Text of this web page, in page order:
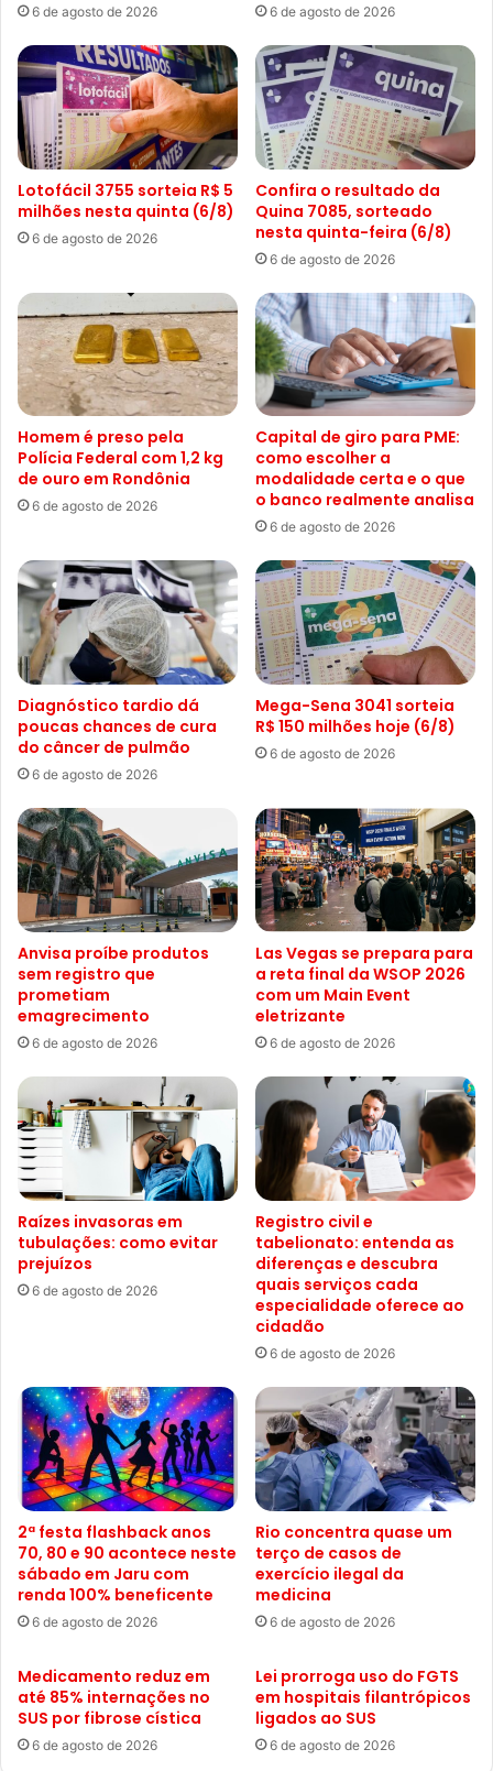
6 de agosto de 2026 6 de agosto de 2026
Lotofácil 3755 sorteia R$ 5
milhões nesta quinta (6/8)
6 de agosto de 2026
Confira o resultado da
Quina 7085, sorteado
nesta quinta-feira (6/8)
6 de agosto de 2026
Homem é preso pela
Polícia Federal com 1,2 kg
de ouro em Rondônia
6 de agosto de 2026
Capital de giro para PME:
como escolher a
modalidade certa e o que
o banco realmente analisa
6 de agosto de 2026
Diagnóstico tardio dá
poucas chances de cura
do câncer de pulmão
6 de agosto de 2026
Mega-Sena 3041 sorteia
R$ 150 milhões hoje (6/8)
6 de agosto de 2026
Anvisa proíbe produtos
sem registro que
prometiam
emagrecimento
6 de agosto de 2026
Las Vegas se prepara para
a reta final da WSOP 2026
com um Main Event
eletrizante
6 de agosto de 2026
Raízes invasoras em
tubulações: como evitar
prejuízos
6 de agosto de 2026
Registro civil e
tabelionato: entenda as
diferenças e descubra
quais serviços cada
especialidade oferece ao
cidadão
6 de agosto de 2026
2ª festa flashback anos
70, 80 e 90 acontece neste
sábado em Jaru com
renda 100% beneficente
6 de agosto de 2026
Rio concentra quase um
terço de casos de
exercício ilegal da
medicina
6 de agosto de 2026
Medicamento reduz em
até 85% internações no
SUS por fibrose cística
6 de agosto de 2026
Lei prorroga uso do FGTS
em hospitais filantrópicos
ligados ao SUS
6 de agosto de 2026